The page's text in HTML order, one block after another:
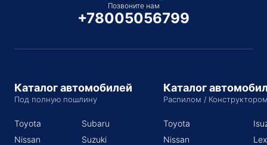
Позвоните нам
+78005056799
Каталог автомобилей
Под полную пошлину
Toyota
Nissan
Subaru
Suzuki
Каталог
Распилом /
Toyota
Nissan